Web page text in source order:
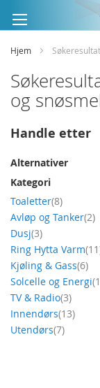
til
innhold
Hjem
og
Handle etter
Alternativer
Kategori
Toaletter 8produkt
Avløp og Tanker 2
Dusj 3produkt
Ring Hytta Varm 11
Kjøling & Gass 6
Solcelle og Energi
TV & Radio 3produkt
Innendørs 13
Utendørs 7produkt